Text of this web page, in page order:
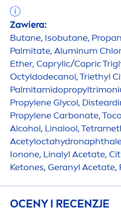
Zawiera:
Butane, Isobutane,
Palmitate, Aluminum
Ether, Caprylic/Capric
Octyldodecanol, Triethyl
Propylene Glycol,
Propylene Carbonate,
Alcohol, Linalool,
Acetyloctahydro
Ionone, Linalyl Acetate,
Ketones, Geranyl Acetate,
OCENY I RECENZJE